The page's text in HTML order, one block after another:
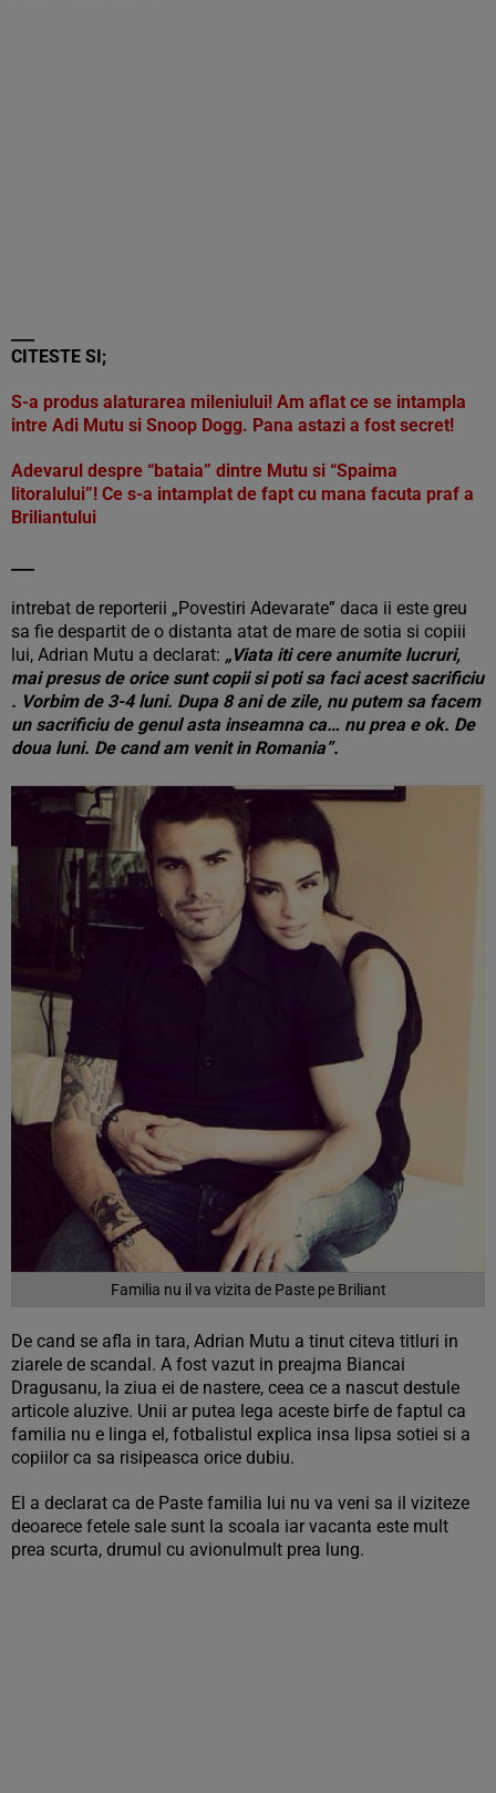
CITESTE SI;
S-a produs alaturarea mileniului! Am aflat ce se intampla
intre Adi Mutu si Snoop Dogg. Pana astazi a fost secret!
Adevarul despre “bataia” dintre Mutu si “Spaima
litoralului”! Ce s-a intamplat de fapt cu mana facuta praf a
Briliantului
intrebat de reporterii „Povestiri Adevarate” daca ii este greu
sa fie despartit de o distanta atat de mare de sotia si copiii
lui, Adrian Mutu a declarat: „Viata iti cere anumite lucruri,
mai presus de orice sunt copii si poti sa faci acest sacrificiu
. Vorbim de 3-4 luni. Dupa 8 ani de zile, nu putem sa facem
un sacrificiu de genul asta inseamna ca… nu prea e ok. De
doua luni. De cand am venit in Romania”.
Familia nu il va vizita de Paste pe Briliant
De cand se afla in tara, Adrian Mutu a tinut citeva titluri in
ziarele de scandal. A fost vazut in preajma Biancai
Dragusanu, la ziua ei de nastere, ceea ce a nascut destule
articole aluzive. Unii ar putea lega aceste birfe de faptul ca
familia nu e linga el, fotbalistul explica insa lipsa sotiei si a
copiilor ca sa risipeasca orice dubiu.
El a declarat ca de Paste familia lui nu va veni sa il viziteze
deoarece fetele sale sunt la scoala iar vacanta este mult
prea scurta, drumul cu avionulmult prea lung.